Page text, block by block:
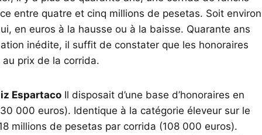
entre quatre et cinq millions de pesetas. Soit environ
en euros à la hausse ou à la baisse. Quarante ans
inédite, il suffit de constater que les honoraires
au prix de la corrida.
Espartaco Il disposait d’une base d’honoraires en
000 euros). Identique à la catégorie éleveur sur le
millions de pesetas par corrida (108 000 euros).